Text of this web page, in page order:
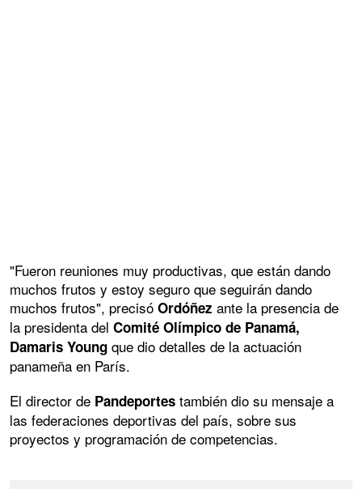
"Fueron reuniones muy productivas, que están dando
muchos frutos y estoy seguro que seguirán dando
muchos frutos", precisó Ordóñez ante la presencia de
la presidenta del Comité Olímpico de Panamá,
Damaris Young que dio detalles de la actuación
panameña en París.
El director de Pandeportes también dio su mensaje a
las federaciones deportivas del país, sobre sus
proyectos y programación de competencias.